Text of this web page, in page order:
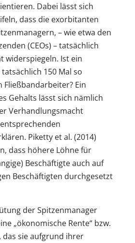
Dabei lässt sich
dass die exorbitanten
– wie etwa den
(CEOs) – tatsächlich
widerspiegeln. Ist ein
150 Mal so
Fließbandarbeiter? Ein
Gehalts lässt sich nämlich
Verhandlungsmacht
Piketty et al. (2014)
dass höhere Löhne für
Beschäftigte auch auf
Beschäftigten durchgesetzt
der Spitzenmanager
„ökonomische Rente“ bzw.
das sie aufgrund ihrer